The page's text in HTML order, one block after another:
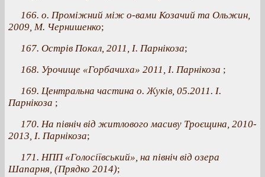
166. о. Проміжний між о-вами Козачий та Ольжин,
2009, М. Чернишенко;
167. Острів Покал, 2011, І. Парнікоза;
168. Урочище «Горбачиха» 2011, І. Парнікоза ;
169. Центральна частина о. Жуків, 05.2011. І.
Парнікоза ;
170. На північ від житлового масиву Троєщина, 2010-
2013, І. Парнікоза;
171. НПП «Голосіївський», на північ від озера
Шапарня, (Прядко 2014);